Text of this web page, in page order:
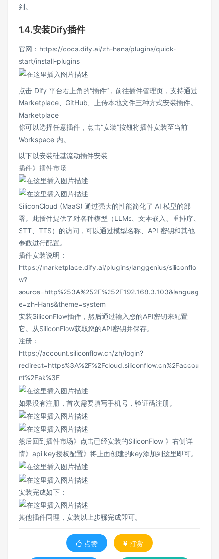
到。
1.4.安装Dify插件
官网：https://docs.dify.ai/zh-hans/plugins/quick-
start/install-plugins
点击 Dify 平台右上角的“插件”，前往插件管理页，支持通过
Marketplace、GitHub、上传本地文件三种方式安装插件。
Marketplace
你可以选择任意插件，点击“安装”按钮将插件安装至当前
Workspace 内。
以下以安装硅基流动插件安装
插件》插件市场
SiliconCloud (MaaS) 通过强大的性能简化了 AI 模型的部
署。此插件提供了对各种模型（LLMs、文本嵌入、重排序、
STT、TTS）的访问，可以通过模型名称、API 密钥和其他
参数进行配置。
插件安装说明：
https://marketplace.dify.ai/plugins/langgenius/siliconflo
w?
source=http%253A%252F%252F192.168.3.103&languag
e=zh-Hans&theme=system
安装SiliconFlow插件，然后通过输入您的API密钥来配置
它。从SiliconFlow获取您的API密钥并保存。
注册：
https://account.siliconflow.cn/zh/login?
redirect=https%3A%2F%2Fcloud.siliconflow.cn%2Faccou
nt%2Fak%3F
如果没有注册，首次需要填写手机号，验证码注册。
然后回到插件市场》点击已经安装的SiliconFlow 》右侧详
情》api key授权配置》将上面创建的key添加到这里即可。
安装完成如下：
其他插件同理，安装以上步骤完成即可。
点赞 打赏